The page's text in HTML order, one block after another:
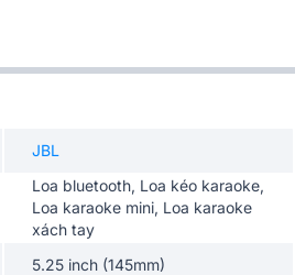
JBL
Loa bluetooth, Loa kéo karaoke,
Loa karaoke mini, Loa karaoke
xách tay
5.25 inch (145mm)